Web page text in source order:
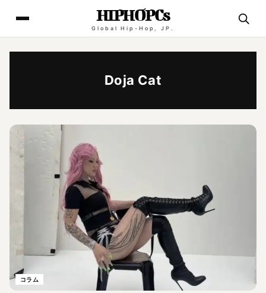
HIPHOPCs
Global Hip-Hop, JP.
Doja Cat
コラム